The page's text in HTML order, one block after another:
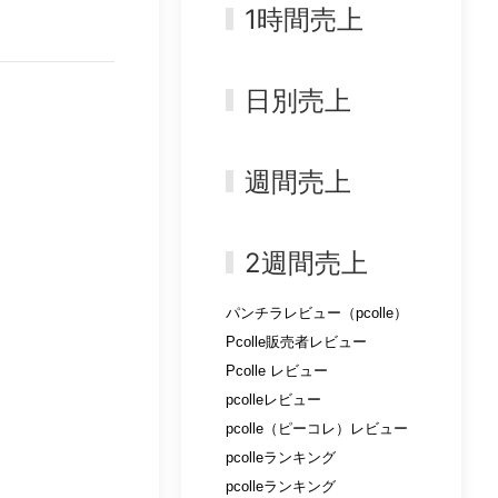
1時間売上
日別売上
週間売上
2週間売上
パンチラレビュー（pcolle）
Pcolle販売者レビュー
Pcolle レビュー
pcolleレビュー
pcolle（ピーコレ）レビュー
pcolleランキング
pcolleランキング